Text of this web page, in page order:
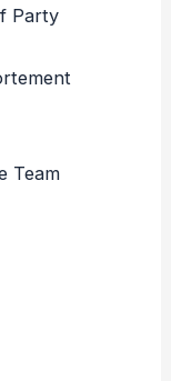
Party
Team